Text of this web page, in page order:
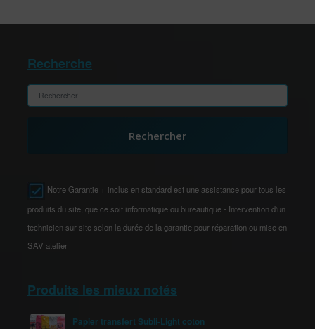
Recherche
Rechercher
Notre Garantie + inclus en standard est une assistance pour tous les
produits du site, que ce soit informatique ou bureautique - Intervention d'un
technicien sur site selon la durée de la garantie pour réparation ou mise en
SAV atelier
Produits les mieux notés
Papier transfert Subli-Light coton